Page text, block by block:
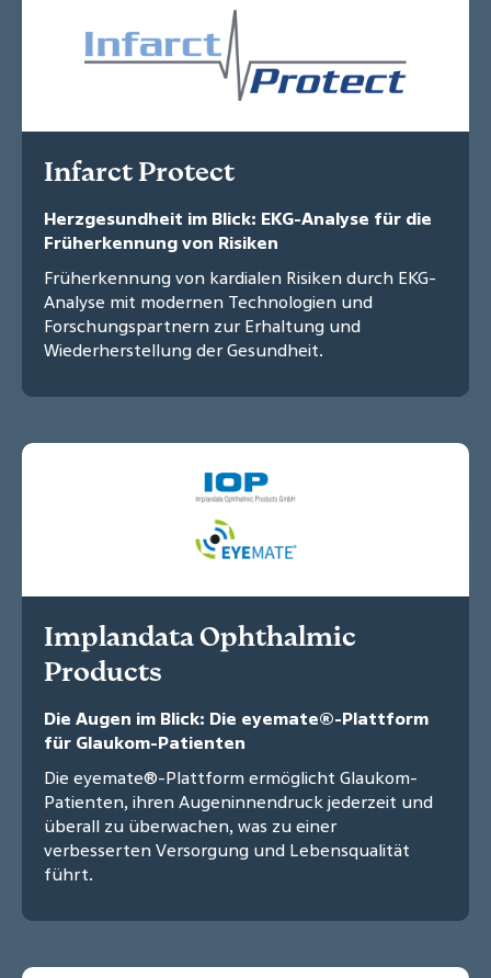
Infarct Protect
Herzgesundheit im Blick: EKG-Analyse für die
Früherkennung von Risiken
Früherkennung von kardialen Risiken durch EKG-
Analyse mit modernen Technologien und
Forschungspartnern zur Erhaltung und
Wiederherstellung der Gesundheit.
Implandata Ophthalmic
Products
Die Augen im Blick: Die eyemate®-Plattform
für Glaukom-Patienten
Die eyemate®-Plattform ermöglicht Glaukom-
Patienten, ihren Augeninnendruck jederzeit und
überall zu überwachen, was zu einer
verbesserten Versorgung und Lebensqualität
führt.